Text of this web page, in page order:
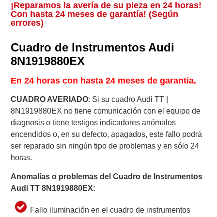
¡Reparamos la avería de su pieza en 24 horas!
Con hasta 24 meses de garantía! (Según
errores)
Cuadro de Instrumentos Audi
8N1919880EX
En 24 horas con hasta 24 meses de garantía.
CUADRO AVERIADO: Si su cuadro Audi TT |
8N1919880EX no tiene comunicación con el equipo de
diagnosis o tiene testigos indicadores anómalos
encendidos o, en su defecto, apagados, este fallo podrá
ser reparado sin ningún tipo de problemas y en sólo 24
horas.
Anomalías o problemas del Cuadro de Instrumentos
AudiTT 8N1919880EX:
Fallo iluminación en el cuadro de instrumentos